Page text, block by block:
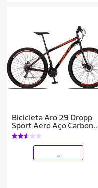
Bicicleta Aro 29 Dropp
Sport Aero Aço Carbono
21 Vel Marchas Freio a
Disco